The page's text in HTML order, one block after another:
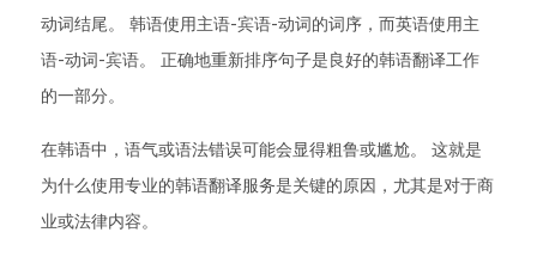
动词结尾。 韩语使用主语-宾语-动词的词序，而英语使用主
语-动词-宾语。 正确地重新排序句子是良好的韩语翻译工作
的一部分。
在韩语中，语气或语法错误可能会显得粗鲁或尴尬。 这就是
为什么使用专业的韩语翻译服务是关键的原因，尤其是对于商
业或法律内容。